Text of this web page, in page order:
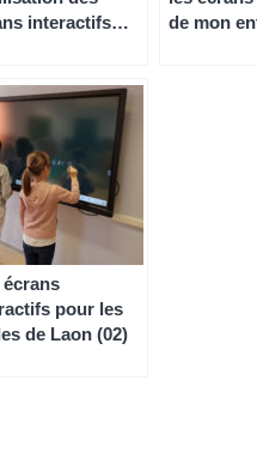
interactifs
de mon
écrans
pour les
de Laon (02)